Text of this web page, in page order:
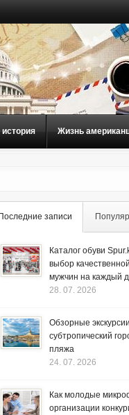
Жизнь
Последние записи
Каталог обуви
выбор
мужчин на каждый
28. 07. 2026
Обзорные
субтропический
пляжа
24. 07. 2026
Как молодые
организации